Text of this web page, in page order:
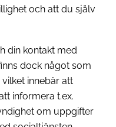
och att du själv
din kontakt med
dock något som
innebär att
informera t.ex.
om uppgifter